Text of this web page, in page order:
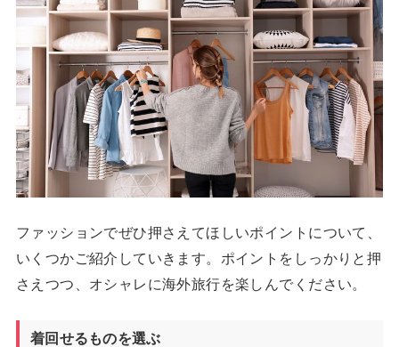
ファッションでぜひ押さえてほしいポイントについて、
いくつかご紹介していきます。ポイントをしっかりと押
さえつつ、オシャレに海外旅行を楽しんでください。
着回せるものを選ぶ